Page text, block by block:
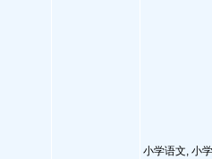
小学语文, 小